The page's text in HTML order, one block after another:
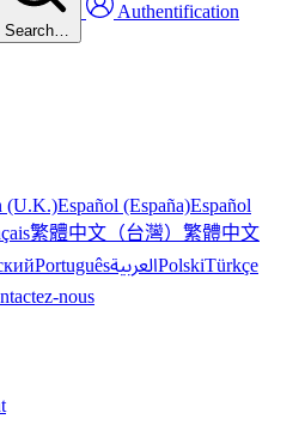
Search…
Authentification
(U.K.)Español (España)Español
繁體中文（台灣） 繁體中文
PortuguêsالعربيةPolskiTürkçe
nous